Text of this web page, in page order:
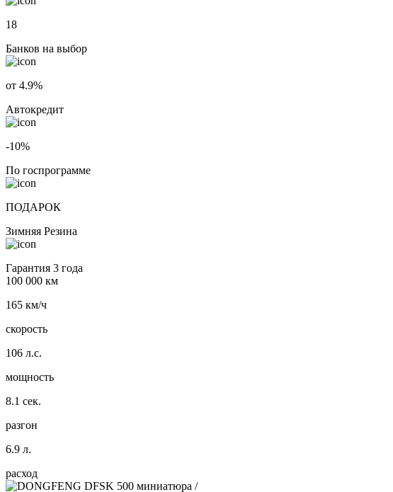
18
Банков на выбор
от 4.9%
Автокредит
-10%
По госпрограмме
ПОДАРОК
Зимняя Резина
Гарантия 3 года
100 000 км
165 км/ч
скорость
106 л.с.
мощность
8.1 сек.
разгон
6.9 л.
расход